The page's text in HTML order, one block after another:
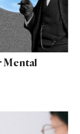
Mental